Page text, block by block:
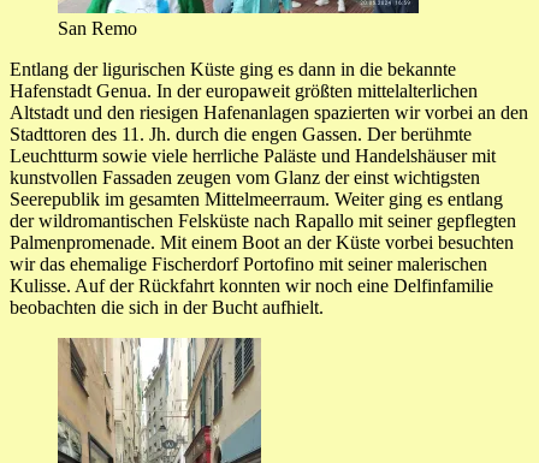
San Remo
Entlang der ligurischen Küste ging es dann in die bekannte
Hafenstadt Genua. In der europaweit größten mittelalterlichen
Altstadt und den riesigen Hafenanlagen spazierten wir vorbei an den
Stadttoren des 11. Jh. durch die engen Gassen. Der berühmte
Leuchtturm sowie viele herrliche Paläste und Handelshäuser mit
kunstvollen Fassaden zeugen vom Glanz der einst wichtigsten
Seerepublik im gesamten Mittelmeerraum. Weiter ging es entlang
der wildromantischen Felsküste nach Rapallo mit seiner gepflegten
Palmenpromenade. Mit einem Boot an der Küste vorbei besuchten
wir das ehemalige Fischerdorf Portofino mit seiner malerischen
Kulisse. Auf der Rückfahrt konnten wir noch eine Delfinfamilie
beobachten die sich in der Bucht aufhielt.